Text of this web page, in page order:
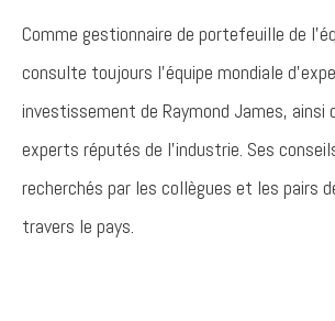
Comme gestionnaire de portefeuille de
consulte toujours l’équipe mondiale
investissement de Raymond James, ainsi
experts réputés de l’industrie. Ses
recherchés par les collègues et les pairs
travers le pays.